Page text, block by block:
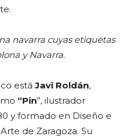
navarra cuyas etiquetas
y Navarra.
estáJavi Roldán,
“Pin”, ilustrador
y formado en Diseño e
de Zaragoza. Su